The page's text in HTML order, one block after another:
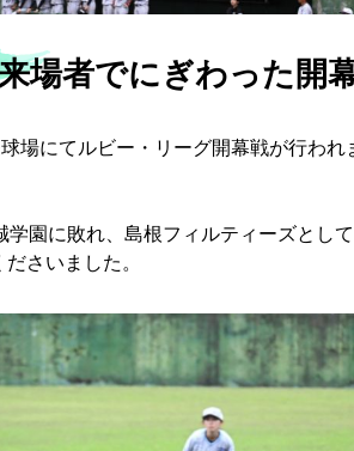
場者でにぎわった開
場にてルビー・リーグ開幕戦が行わ
学園に敗れ、島根フィルティーズとし
さいました。